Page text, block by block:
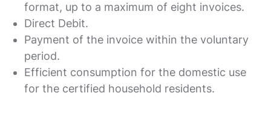
format, up to a maximum of eight invoices.
Direct Debit.
Payment of the invoice within the voluntary
period.
Efficient consumption for the domestic use
for the certified household residents.